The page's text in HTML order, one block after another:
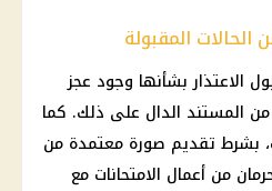
الحالات المقبولة
الاعتذار بشأنها وجود عجز
من المستند الدال على ذلك. كما
بشرط تقديم صورة معتمدة من
من أعمال الامتحانات مع